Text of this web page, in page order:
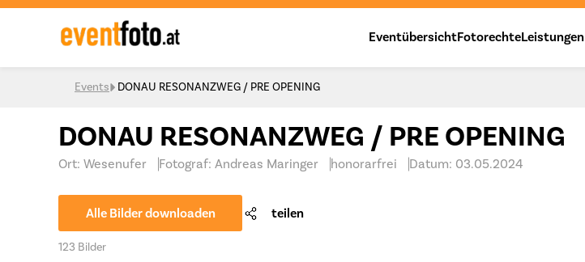
Skip to content
EventübersichtFotorechteLeistungen
Events DONAU RESONANZWEG / PRE OPENING
DONAU RESONANZWEG / PRE OPENING
Ort: Wesenufer Fotograf: Andreas Maringer honorarfrei Datum: 03.05.2024
Alle Bilder downloaden teilen
123 Bilder